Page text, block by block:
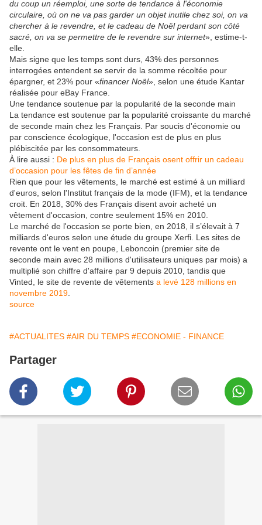
du coup un réemploi, une sorte de tendance à l'économie
circulaire, où on ne va pas garder un objet inutile chez soi, on va
chercher à le revendre, et le cadeau de Noël perdant son côté
sacré, on va se permettre de le revendre sur internet», estime-t-
elle.
Mais signe que les temps sont durs, 43% des personnes
interrogées entendent se servir de la somme récoltée pour
épargner, et 23% pour «financer Noël», selon une étude Kantar
réalisée pour eBay France.
Une tendance soutenue par la popularité de la seconde main
La tendance est soutenue par la popularité croissante du marché
de seconde main chez les Français. Par soucis d'économie ou
par conscience écologique, l'occasion est de plus en plus
plébiscitée par les consommateurs.
À lire aussi : De plus en plus de Français osent offrir un cadeau
d’occasion pour les fêtes de fin d’année
Rien que pour les vêtements, le marché est estimé à un milliard
d'euros, selon l'Institut français de la mode (IFM), et la tendance
croit. En 2018, 30% des Français disent avoir acheté un
vêtement d'occasion, contre seulement 15% en 2010.
Le marché de l'occasion se porte bien, en 2018, il s’élevait à 7
milliards d'euros selon une étude du groupe Xerfi. Les sites de
revente ont le vent en poupe, Leboncoin (premier site de
seconde main avec 28 millions d'utilisateurs uniques par mois) a
multiplié son chiffre d'affaire par 9 depuis 2010, tandis que
Vinted, le site de revente de vêtements a levé 128 millions en
novembre 2019
source
#ACTUALITES #AIR DU TEMPS #ECONOMIE - FINANCE
Partager